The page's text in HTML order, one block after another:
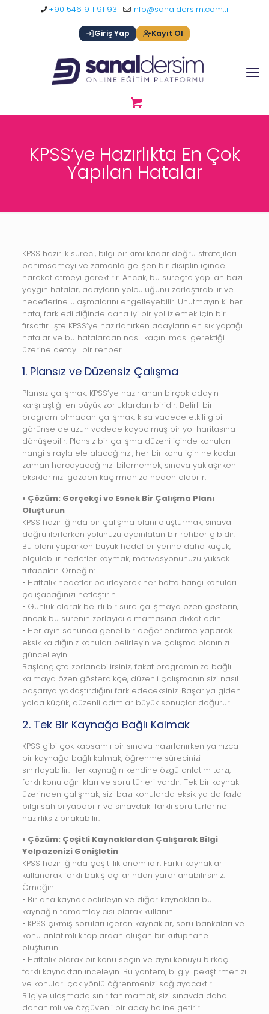
+90 546 911 91 93 info@sanaldersim.com.tr
Giriş Yap Kayıt Ol
KPSS’ye Hazırlıkta En Çok
Yapılan Hatalar
KPSS hazırlık süreci, bilgi birikimi kadar doğru stratejileri
benimsemeyi ve zamanla gelişen bir disiplin içinde
hareket etmeyi gerektirir. Ancak, bu süreçte yapılan bazı
yaygın hatalar, adayların yolculuğunu zorlaştırabilir ve
hedeflerine ulaşmalarını engelleyebilir. Unutmayın ki her
hata, fark edildiğinde daha iyi bir yol izlemek için bir
fırsattır. İşte KPSS’ye hazırlanırken adayların en sık yaptığı
hatalar ve bu hatalardan nasıl kaçınılması gerektiği
üzerine detaylı bir rehber.
1. Plansız ve Düzensiz Çalışma
Plansız çalışmak, KPSS’ye hazırlanan birçok adayın
karşılaştığı en büyük zorluklardan biridir. Belirli bir
program olmadan çalışmak, kısa vadede etkili gibi
görünse de uzun vadede kaybolmuş bir yol haritasına
dönüşebilir. Plansız bir çalışma düzeni içinde konuları
hangi sırayla ele alacağınızı, her bir konu için ne kadar
zaman harcayacağınızı bilememek, sınava yaklaşırken
eksiklerinizi gözden kaçırmanıza neden olabilir.
• Çözüm: Gerçekçi ve Esnek Bir Çalışma Planı
Oluşturun
KPSS hazırlığında bir çalışma planı oluşturmak, sınava
doğru ilerlerken yolunuzu aydınlatan bir rehber gibidir.
Bu planı yaparken büyük hedefler yerine daha küçük,
ölçülebilir hedefler koymak, motivasyonunuzu yüksek
tutacaktır. Örneğin:
• Haftalık hedefler belirleyerek her hafta hangi konuları
çalışacağınızı netleştirin.
• Günlük olarak belirli bir süre çalışmaya özen gösterin,
ancak bu sürenin zorlayıcı olmamasına dikkat edin.
• Her ayın sonunda genel bir değerlendirme yaparak
eksik kaldığınız konuları belirleyin ve çalışma planınızı
güncelleyin.
Başlangıçta zorlanabilirsiniz, fakat programınıza bağlı
kalmaya özen gösterdikçe, düzenli çalışmanın sizi nasıl
başarıya yaklaştırdığını fark edeceksiniz. Başarıya giden
yolda küçük, düzenli adımlar büyük sonuçlar doğurur.
2. Tek Bir Kaynağa Bağlı Kalmak
KPSS gibi çok kapsamlı bir sınava hazırlanırken yalnızca
bir kaynağa bağlı kalmak, öğrenme sürecinizi
sınırlayabilir. Her kaynağın kendine özgü anlatım tarzı,
farklı konu ağırlıkları ve soru türleri vardır. Tek bir kaynak
üzerinden çalışmak, sizi bazı konularda eksik ya da fazla
bilgi sahibi yapabilir ve sınavdaki farklı soru türlerine
hazırlıksız bırakabilir.
• Çözüm: Çeşitli Kaynaklardan Çalışarak Bilgi
Yelpazenizi Genişletin
KPSS hazırlığında çeşitlilik önemlidir. Farklı kaynakları
kullanarak farklı bakış açılarından yararlanabilirsiniz.
Örneğin:
• Bir ana kaynak belirleyin ve diğer kaynakları bu
kaynağın tamamlayıcısı olarak kullanın.
• KPSS çıkmış soruları içeren kaynaklar, soru bankaları ve
konu anlatımlı kitaplardan oluşan bir kütüphane
oluşturun.
• Haftalık olarak bir konu seçin ve aynı konuyu birkaç
farklı kaynaktan inceleyin. Bu yöntem, bilgiyi pekiştirmenizi
ve konuları çok yönlü öğrenmenizi sağlayacaktır.
Bilgiye ulaşmada sınır tanımamak, sizi sınavda daha
donanımlı ve özgüvenli bir aday haline getirir.